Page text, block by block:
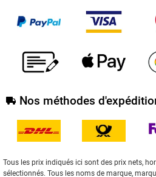
Nos méthodes
Tous les prix indiqués ici sont des prix nets,
sélectionnés. Tous les noms de marque,